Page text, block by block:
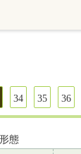
34 35 36
態